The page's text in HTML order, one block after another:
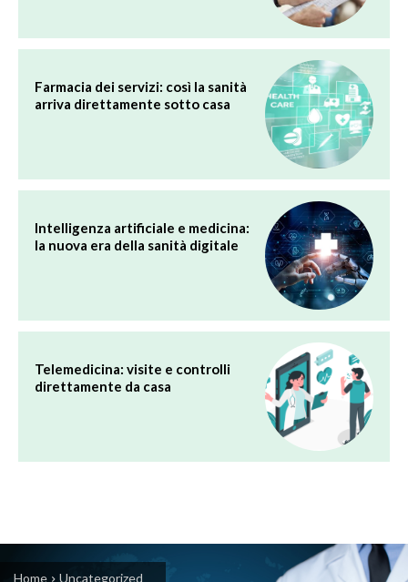
Farmacia dei servizi: così la sanità
arriva direttamente sotto casa
Intelligenza artificiale e medicina:
la nuova era della sanità digitale
Telemedicina: visite e controlli
direttamente da casa